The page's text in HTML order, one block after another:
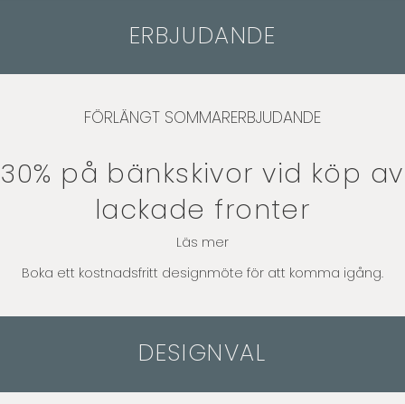
ERBJUDANDE
FÖRLÄNGT SOMMARERBJUDANDE
30% på bänkskivor vid köp av
lackade fronter
Läs mer
Boka ett kostnadsfritt designmöte för att komma igång.
DESIGNVAL